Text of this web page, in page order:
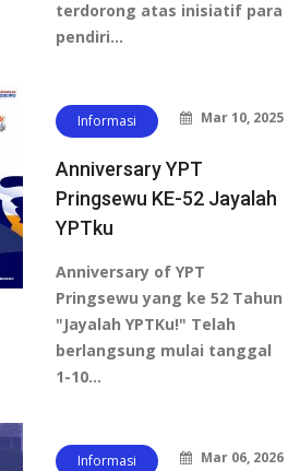
terdorong atas inisiatif para
pendiri…
Informasi Mar 10, 2025
Anniversary YPT
Pringsewu KE-52 Jayalah
YPTku
Anniversary of YPT
Pringsewu yang ke 52 Tahun
"Jayalah YPTKu!" Telah
berlangsung mulai tanggal
1-10…
Informasi Mar 06, 2026